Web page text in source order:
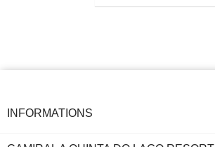
INFORMATIONS